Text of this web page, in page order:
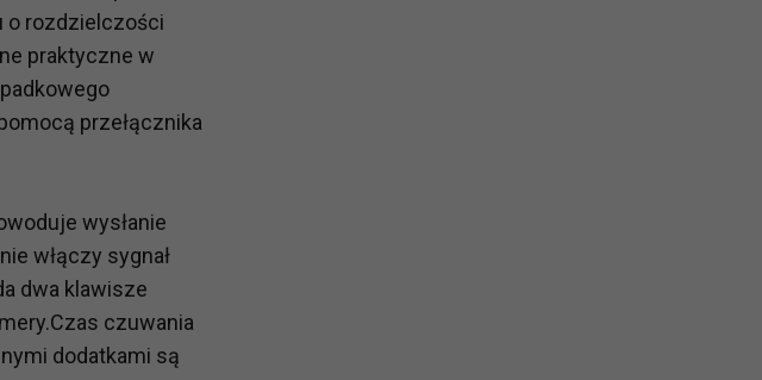
o rozdzielczości
praktyczne w
przełącznika
wysłanie
włączy sygnał
dwa klawisze
czuwania
dodatkami są